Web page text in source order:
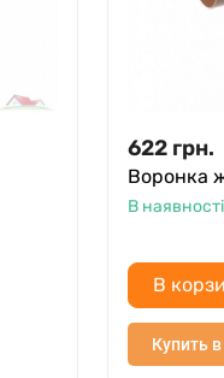
622 грн.
Воронка
В наявності
В
Купить